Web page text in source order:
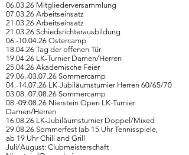
06.03.26 Mitgliederversammlung
07.03.26 Arbeitseinsatz
21.03.26 Arbeitseinsatz
21.03.26 Schiedsrichterausbildung
06.-10.04.26 Ostercamp
18.04.26 Tag der offenen Tür
19.04.26 LK-Turnier Damen/Herren
25.04.26 Akademische Feier
29.06.-03.07.26 Sommercamp
04.-14.07.26 LK-Jubiläumsturnier Herren 60/65/70
03.08.-07.08.26 Sommercamp
08.-09.08.26 Nierstein Open LK-Turnier
Damen/Herren
16.08.26 LK-Jubiläumsturnier Doppel/Mixed
29.08.26 Sommerfest (ab 15 Uhr Tennisspiele,
ab 19 Uhr Chill and Grill
Juli/August: Clubmeisterschaft